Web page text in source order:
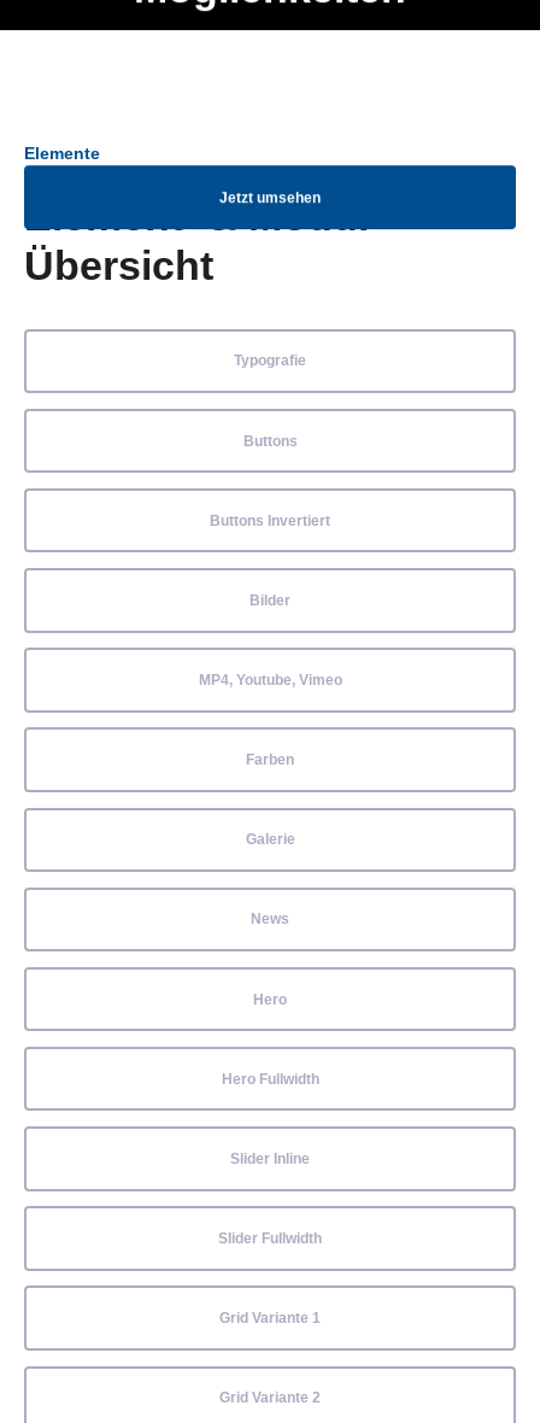
Jetzt umsehen
Elemente
Element- & Modul-
Übersicht
Typografie
Buttons
Buttons Invertiert
Bilder
MP4, Youtube, Vimeo
Farben
Galerie
News
Hero
Hero Fullwidth
Slider Inline
Slider Fullwidth
Grid Variante 1
Grid Variante 2